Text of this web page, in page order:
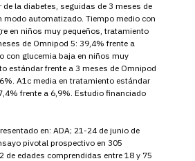
la diabetes, seguidas de 3 meses de
modo automatizado. Tiempo medio con
en niños muy pequeños, tratamiento
de Omnipod 5: 39,4% frente a
con glucemia baja en niños muy
estándar frente a 3 meses de Omnipod
A1c media en tratamiento estándar
frente a 6,9%. Estudio financiado
en: ADA; 21-24 de junio de
pivotal prospectivo en 305
de edades comprendidas entre 18 y 75